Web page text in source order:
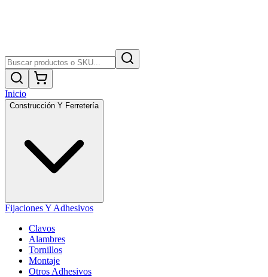
Inicio
Construcción Y Ferretería
Fijaciones Y Adhesivos
Clavos
Alambres
Tornillos
Montaje
Otros Adhesivos